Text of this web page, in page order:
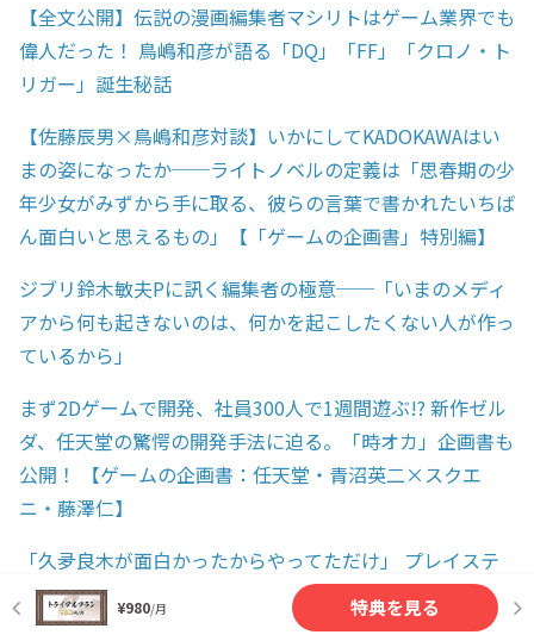
¥980/月 特典を見る
【全文公開】伝説の漫画編集者マシリトはゲーム業界でも
偉人だった！ 鳥嶋和彦が語る「DQ」「FF」「クロノ・ト
リガー」誕生秘話
【佐藤辰男×鳥嶋和彦対談】いかにしてKADOKAWAはい
まの姿になったか──ライトノベルの定義は「思春期の少
年少女がみずから手に取る、彼らの言葉で書かれたいちば
ん面白いと思えるもの」【「ゲームの企画書」特別編】
ジブリ鈴木敏夫Pに訊く編集者の極意──「いまのメディ
アから何も起きないのは、何かを起こしたくない人が作っ
ているから」
まず2Dゲームで開発、社員300人で1週間遊ぶ!? 新作ゼル
ダ、任天堂の驚愕の開発手法に迫る。「時オカ」企画書も
公開！ 【ゲームの企画書：任天堂・青沼英二×スクエ
ニ・藤澤仁】
「久夛良木が面白かったからやってただけ」 プレイステ
ーションの立役者に訊くその誕生秘話【丸山茂雄×川上量
生】